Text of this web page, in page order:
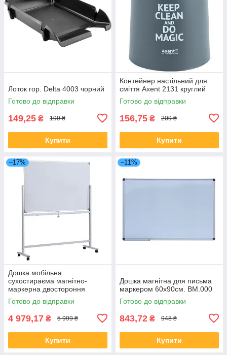
Лоток гор. Delta 4003 чорний
Готово до відправки
149,25 ₴ 199 ₴
Купити
Контейнер настільний для
сміття Axent 2131 круглий
Готово до відправки
156,75 ₴ 209 ₴
Купити
–17%
Дошка мобільна
сухостираєма магнітно-
маркерна двостороння
90х150см. Axent 9617-A
Готово до відправки
4 979,17 ₴ 5 999 ₴
Купити
–11%
Дошка магнітна для письма
маркером 60x90см. ВМ.000
Готово до відправки
843,72 ₴ 948 ₴
Купити